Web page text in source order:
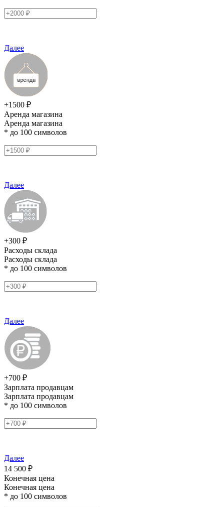
Далее
+1500 ₽
Аренда магазина
Аренда магазина
* до 100 символов
Далее
+300 ₽
Расходы склада
Расходы склада
* до 100 символов
Далее
+700 ₽
Зарплата продавцам
Зарплата продавцам
* до 100 символов
Далее
14 500 ₽
Конечная цена
Конечная цена
* до 100 символов